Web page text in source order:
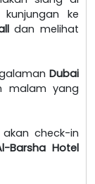
ke
dan melihat
Dubai
malam yang
check-in
Barsha Hotel